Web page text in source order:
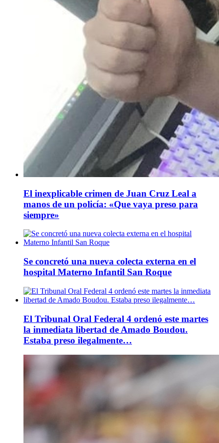
El inexplicable crimen de Juan Cruz Leal a
manos de un policía: «Que vaya preso para
siempre»
Se concretó una nueva colecta externa en el
hospital Materno Infantil San Roque
El Tribunal Oral Federal 4 ordenó este martes
la inmediata libertad de Amado Boudou.
Estaba preso ilegalmente…